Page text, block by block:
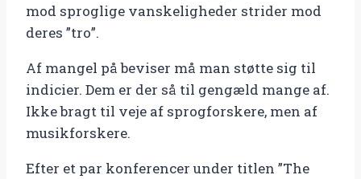
mod sproglige vanskeligheder strider mod
deres ”tro”.
Af mangel på beviser må man støtte sig til
indicier. Dem er der så til gengæld mange af.
Ikke bragt til veje af sprogforskere, men af
musikforskere.
Efter et par konferencer under titlen ”The